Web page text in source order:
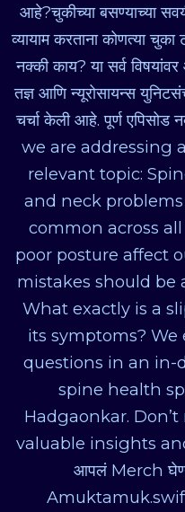
आहे?चुकीच्या बसण्याच्या
व्यायाम करताना कोणत्या
नक्की काय? या सर्व
तज्ञ आणि न्यूरोसायन्स
चर्चा केली आहे. पूर्ण
we are addressing
relevant topic:
and neck
common across
poor posture affect
mistakes should be
What exactly is a
its symptoms? We
questions in an in-
spine health
Hadgaonkar.
valuable insights and
आपलं Merch